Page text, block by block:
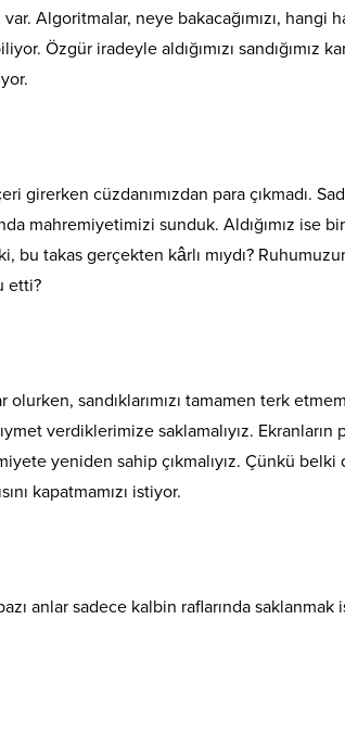
Algoritmalar, neye bakacağımızı, hangi
Özgür iradeyle aldığımızı sandığımız
girerken cüzdanımızdan para çıkmadı.
mahremiyetimizi sunduk. Aldığımız ise
bu takas gerçekten kârlı mıydı?
etti?
sandıklarımızı tamamen terk
verdiklerimize saklamalıyız. Ekranların
yeniden sahip çıkmalıyız. Çünkü
kapatmamızı istiyor.
anlar sadece kalbin raflarında saklanmak